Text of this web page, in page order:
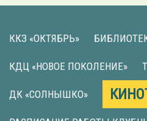
ККЗ «ОКТЯБРЬ»
КДЦ «НОВОЕ ПОКОЛЕНИЕ»
ДК «СОЛНЫШКО»